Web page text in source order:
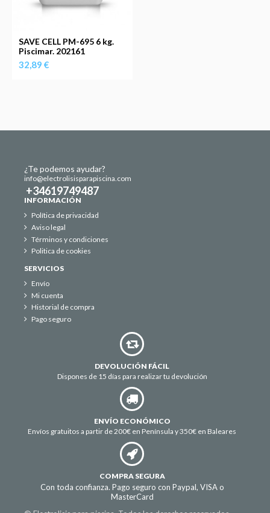
SAVE CELL PM-695 6 kg.
Piscimar. 202161
32,89 €
¿Te podemos ayudar?
info@electrolisisparapiscina.com
+34619749487
INFORMACIÓN
Política de privacidad
Aviso legal
Términos y condiciones
Politica de cookies
SERVICIOS
Envío
Mi cuenta
Historial de compra
Pago seguro
DEVOLUCIÓN FÁCIL
Dispones de 15 días para realizar tu devolución
ENVÍO ECONÓMICO
Envíos gratuitos a partir de 200€ en Península y 350€ en Baleares
COMPRA SEGURA
Con toda confianza. Pago seguro con Paypal, VISA o
MasterCard